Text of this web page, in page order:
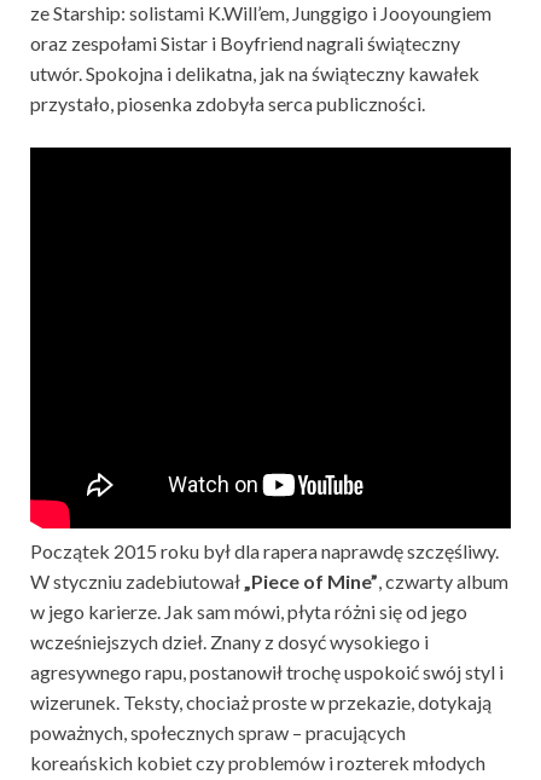
ze Starship: solistami K.Will’em, Junggigo i Jooyoungiem
oraz zespołami Sistar i Boyfriend nagrali świąteczny
utwór. Spokojna i delikatna, jak na świąteczny kawałek
przystało, piosenka zdobyła serca publiczności.
Początek 2015 roku był dla rapera naprawdę szczęśliwy.
W styczniu zadebiutował„Piece of Mine”, czwarty album
w jego karierze. Jak sam mówi, płyta różni się od jego
wcześniejszych dzieł. Znany z dosyć wysokiego i
agresywnego rapu, postanowił trochę uspokoić swój styl i
wizerunek. Teksty, chociaż proste w przekazie, dotykają
poważnych, społecznych spraw – pracujących
koreańskich kobiet czy problemów i rozterek młodych